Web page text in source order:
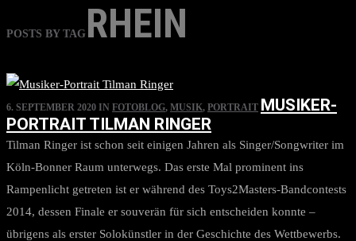
POSTS BY TAG RHEIN
6. SEPTEMBER 2020 IN FOTOBLOG, MUSIK, PORTRAIT MUSIKER-
PORTRAIT TILMAN RINGER
Tilman Ringer ist schon seit einigen Jahren als Singer/Songwriter im
Köln-Bonner Raum unterwegs. Das erste Mal prominent ins
Rampenlicht getreten ist er während des Toys2Masters-Bandcontests
2014, dessen Finale er souverän für sich entscheiden konnte –
übrigens als erster Solokünstler in der Geschichte des Wettbewerbs.